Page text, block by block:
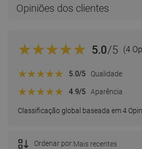
Opiniões dos clientes
5.0/5 (4
Classificação global baseada em 4
5.0/5 Qualidade
4.9/5 Aparência
Ordenar por:Mais recentes